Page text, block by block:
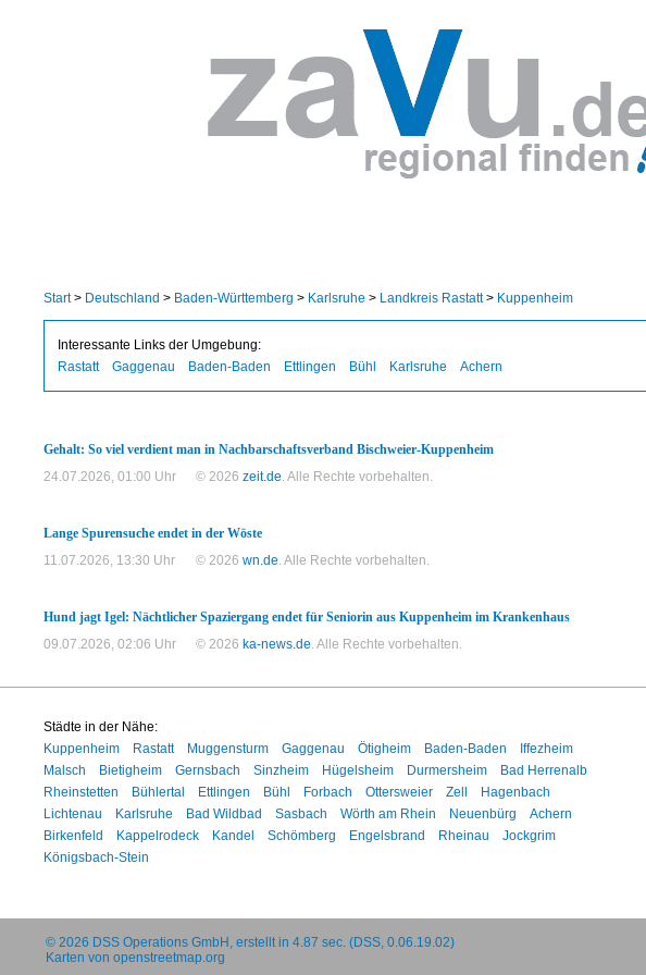
Start> Deutschland > Baden-Württemberg > Karlsruhe > Landkreis Rastatt> Kuppenheim
Interessante Links der Umgebung:
Rastatt
Gaggenau Baden-Baden Ettlingen Bühl Karlsruhe Achern
Gehalt: So viel verdient man in Nachbarschaftsverband Bischweier-Kuppenheim
24.07.2026, 01:00 Uhr
© 2026 zeit.de. Alle Rechte vorbehalten.
Lange Spurensuche endet in der Wöste
11.07.2026, 13:30 Uhr
© 2026 wn.de. Alle Rechte vorbehalten.
Hund jagt Igel: Nächtlicher Spaziergang endet für Seniorin aus Kuppenheim im Krankenhaus
09.07.2026, 02:06 Uhr
© 2026 ka-news.de. Alle Rechte vorbehalten.
Städte in der Nähe:
Kuppenheim
Rastatt Muggensturm Gaggenau Ötigheim Baden-Baden
Iffezheim
Malsch
Bietigheim Gernsbach Sinzheim Hügelsheim Durmersheim
Bad Herrenalb
Rheinstetten
Bühlertal Ettlingen Bühl Forbach Ottersweier Zell
Hagenbach
Lichtenau
Karlsruhe Bad Wildbad Sasbach Wörth am Rhein Neuenbürg
Achern
Birkenfeld
Kappelrodeck Kandel Schömberg Engelsbrand Rheinau
Jockgrim
Königsbach-Stein
© 2026 DSS Operations GmbH , erstellt in 4.87 sec. (DSS, 0.06.19.02)
Karten von openstreetmap.org